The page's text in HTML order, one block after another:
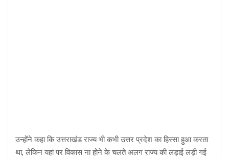
उन्होंने कहा कि उत्तराखंड राज्य भी कभी उत्तर प्रदेश का हिस्सा हुआ करता
था, लेकिन यहां पर विकास ना होने के चलते अलग राज्य की लड़ाई लड़ी गई